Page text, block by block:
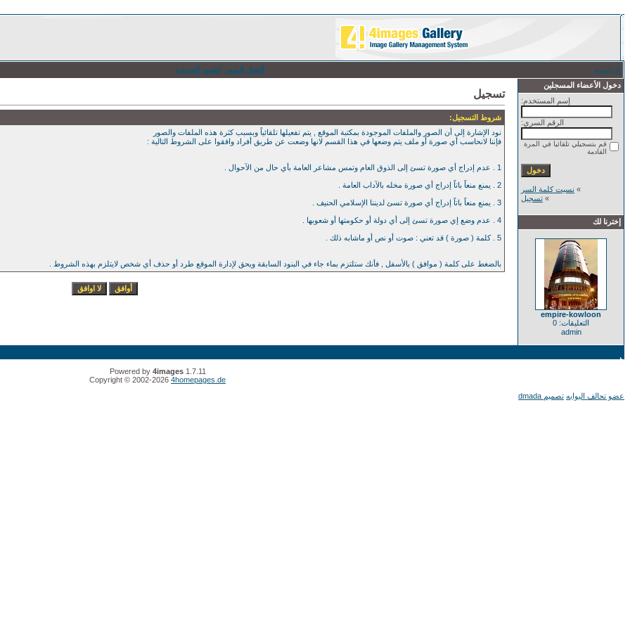
الرئيسية أفضل الصور
الصور الجديدة
دخول الأعضاء المسجلين
إسم المستخدم:
الرقم السري:
قم بتسجيلي تلقائيا في المرة
القادمة
» نسيت كلمة السر
» تسجيل
إخترنا لك
empire-kowloon
التعليقات: 0
admin
تسجيل
شروط التسجيل:
نود الإشارة إلى أن الصور والملفات الموجودة بمكتبة الموقع , يتم تفعيلها تلقائياً وبسبب كثرة هذه الملفات والصور
فإننا لانحاسب أي صورة أو ملف يتم وضعها في هذا القسم لانها وضعت عن طريق أفراد وافقوا على الشروط التالية :
1 . عدم إدراج أي صورة تسئ إلى الذوق العام وتمس مشاعر العامة بأي حال من الآحوال .
2 . يمنع منعاً باتاً إدراج أي صورة مخله بالآداب العامة .
3 . يمنع منعاً باتاً إدراج أي صورة تسئ لديننا الإسلامي الحنيف .
4 . عدم وضع إي صورة تسئ إلى أي دولة أو حكومتها أو شعوبها .
5 . كلمة ( صورة ) قد تعني : صوت أو نص أو ماشابه ذلك .
بالضغط على كلمة ( موافق ) بالأسفل , فأنك ستلتزم بماء جاء في البنود السابقة ويحق لإدارة الموقع طرد أو حذف أي شخص لايتلزم بهذه الشروط .
Powered by 4images1.7.11
Copyright © 2002-2026 4homepages.de
عضو تحالف البوابه تصميم dmada